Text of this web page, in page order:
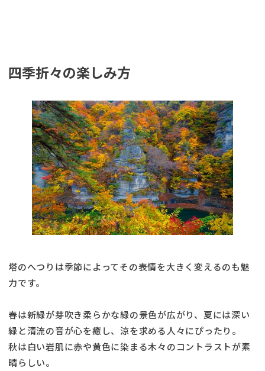
四季折々の楽しみ方
塔のへつりは季節によってその表情を大きく変えるのも魅
力です。
春は新緑が芽吹き柔らかな緑の景色が広がり、夏には深い
緑と清流の音が心を癒し、涼を求める人々にぴったり。
秋は白い岩肌に赤や黄色に染まる木々のコントラストが素
晴らしい。